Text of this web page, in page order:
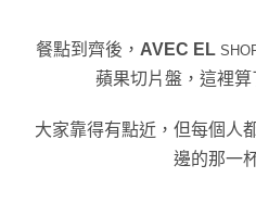
餐點到齊後， AVEC EL
蘋果切片盤，這裡算
大家靠得有點近，但每個人
邊的那一